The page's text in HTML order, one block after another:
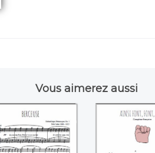
Vous aimerez aussi
(Erik
Ainsi font